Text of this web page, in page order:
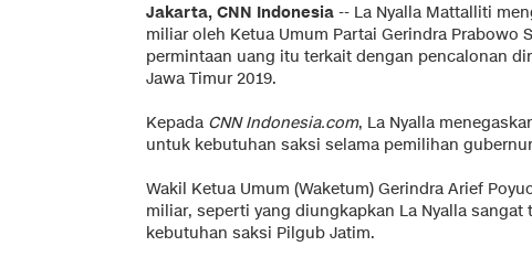
Jakarta, CNN Indonesia -- La Nyalla Mattalliti
miliar oleh Ketua Umum Partai Gerindra Prabowo
permintaan uang itu terkait dengan pencalonan
Jawa Timur 2019.
Kepada CNN Indonesia.com, La Nyalla
untuk kebutuhan saksi selama pemilihan
Wakil Ketua Umum (Waketum) Gerindra Arief
miliar, seperti yang diungkapkan La Nyalla
kebutuhan saksi Pilgub Jatim.